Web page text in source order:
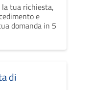
tua richiesta,
e
domanda in 5
di